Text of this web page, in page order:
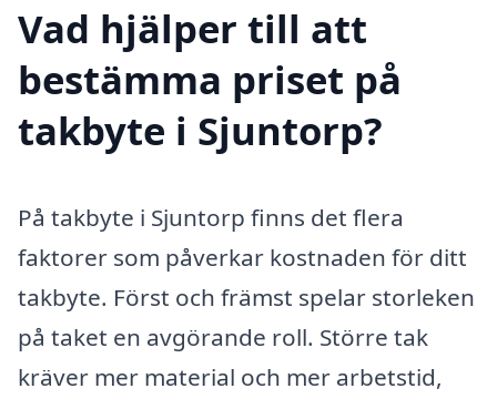
Vad hjälper till att
bestämma priset på
takbyte i Sjuntorp?
På takbyte i Sjuntorp finns det flera
faktorer som påverkar kostnaden för ditt
takbyte. Först och främst spelar storleken
på taket en avgörande roll. Större tak
kräver mer material och mer arbetstid,